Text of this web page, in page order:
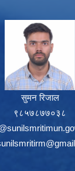
सुमन रिजाल
९८५७८७७०३८